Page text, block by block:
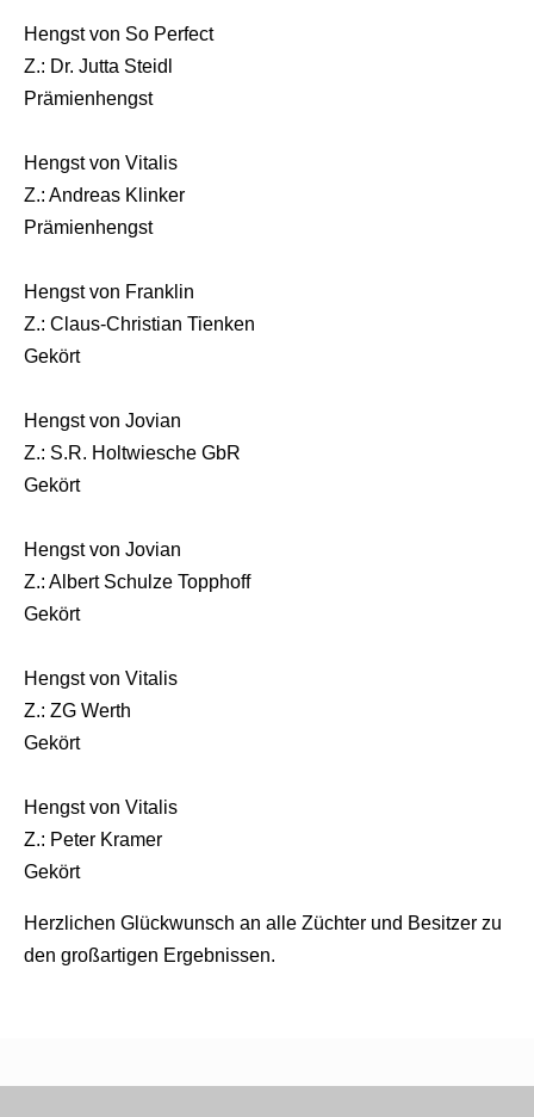
Hengst von So Perfect
Z.: Dr. Jutta Steidl
Prämienhengst
Hengst von Vitalis
Z.: Andreas Klinker
Prämienhengst
Hengst von Franklin
Z.: Claus-Christian Tienken
Gekört
Hengst von Jovian
Z.: S.R. Holtwiesche GbR
Gekört
Hengst von Jovian
Z.: Albert Schulze Topphoff
Gekört
Hengst von Vitalis
Z.: ZG Werth
Gekört
Hengst von Vitalis
Z.: Peter Kramer
Gekört
Herzlichen Glückwunsch an alle Züchter und Besitzer zu
den großartigen Ergebnissen.